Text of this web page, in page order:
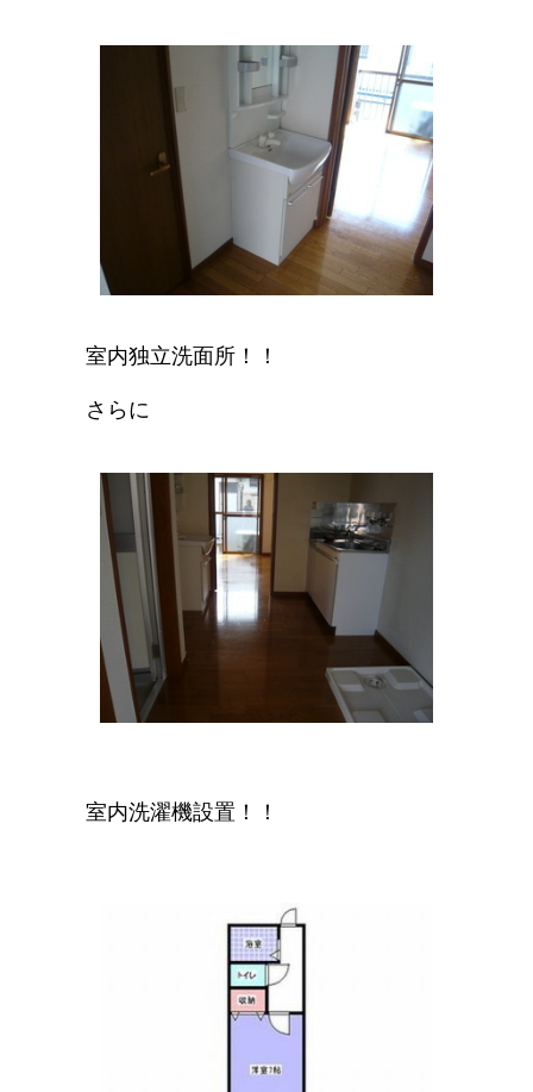
室内独立洗面所！！
さらに
室内洗濯機設置！！